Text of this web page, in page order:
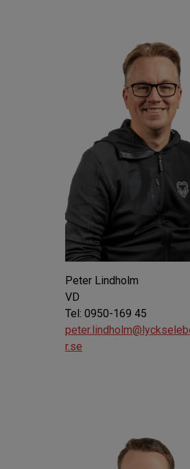
Peter Lindholm
VD
Tel: 0950-169 45
r.se